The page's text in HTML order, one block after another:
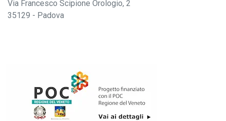
Via Francesco Scipione Orologio, 2
35129 - Padova